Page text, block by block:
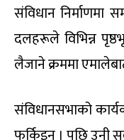
संविधान निर्माणमा
दलहरूले विभिन्न
लैजाने क्रममा
संविधानसभाको